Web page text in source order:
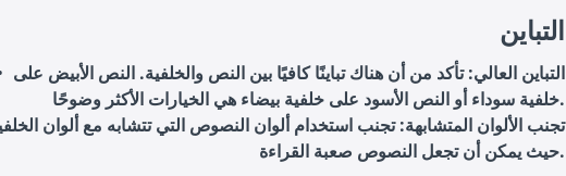
التباين
التباين العالي: تأكد من أن هناك تباينًا كافيًا بين النص والخلفية. النص الأبيض على
خلفية سوداء أو النص الأسود على خلفية بيضاء هي الخيارات الأكثر وضوحًا.
تجنب الألوان المتشابهة: تجنب استخدام ألوان النصوص التي تتشابه مع ألوان
حيث يمكن أن تجعل النصوص صعبة القراءة.